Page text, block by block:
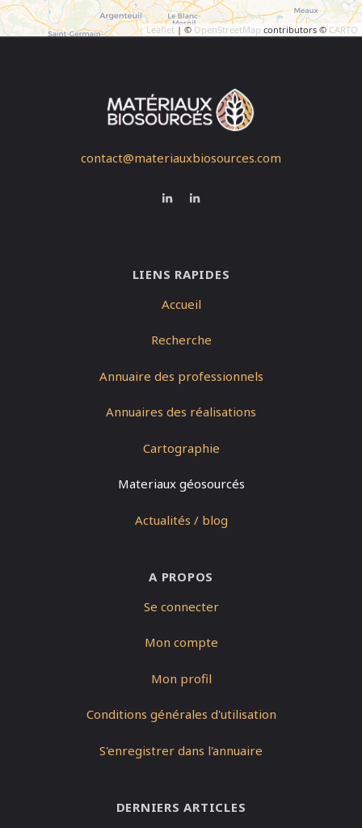
Leaflet| ©OpenStreetMap contributors ©CARTO
contact@materiauxbiosources.com
LIENS RAPIDES
Accueil
Recherche
Annuaire des professionnels
Annuaires des réalisations
Cartographie
Materiaux géosourcés
Actualités / blog
A PROPOS
Se connecter
Mon compte
Mon profil
Conditions générales d'utilisation
S'enregistrer dans l'annuaire
DERNIERS ARTICLES